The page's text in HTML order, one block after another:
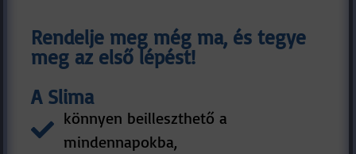
Rendelje meg még ma, és tegye
meg az első lépést!
A Slima
könnyen beilleszthető a
mindennapokba,